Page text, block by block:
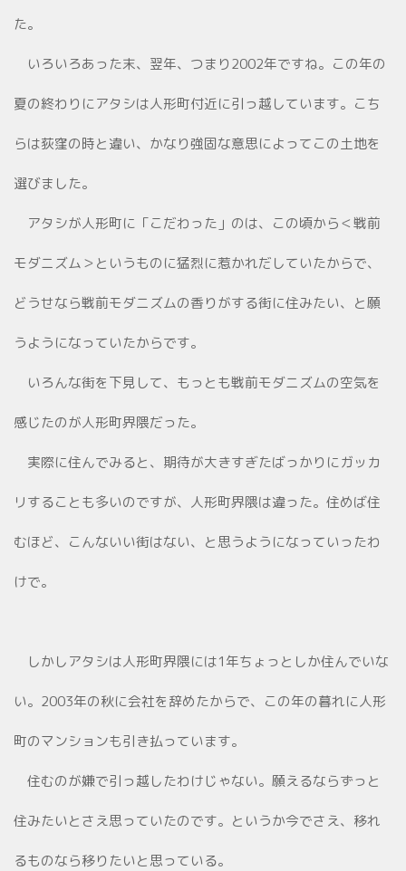
た。
いろいろあった末、翌年、つまり2002年ですね。この年の
夏の終わりにアタシは人形町付近に引っ越しています。こち
らは荻窪の時と違い、かなり強固な意思によってこの土地を
選びました。
アタシが人形町に「こだわった」のは、この頃から＜戦前
モダニズム＞というものに猛烈に惹かれだしていたからで、
どうせなら戦前モダニズムの香りがする街に住みたい、と願
うようになっていたからです。
いろんな街を下見して、もっとも戦前モダニズムの空気を
感じたのが人形町界隈だった。
実際に住んでみると、期待が大きすぎたばっかりにガッカ
リすることも多いのですが、人形町界隈は違った。住めば住
むほど、こんないい街はない、と思うようになっていったわ
けで。
しかしアタシは人形町界隈には1年ちょっとしか住んでいな
い。2003年の秋に会社を辞めたからで、この年の暮れに人形
町のマンションも引き払っています。
住むのが嫌で引っ越したわけじゃない。願えるならずっと
住みたいとさえ思っていたのです。というか今でさえ、移れ
るものなら移りたいと思っている。